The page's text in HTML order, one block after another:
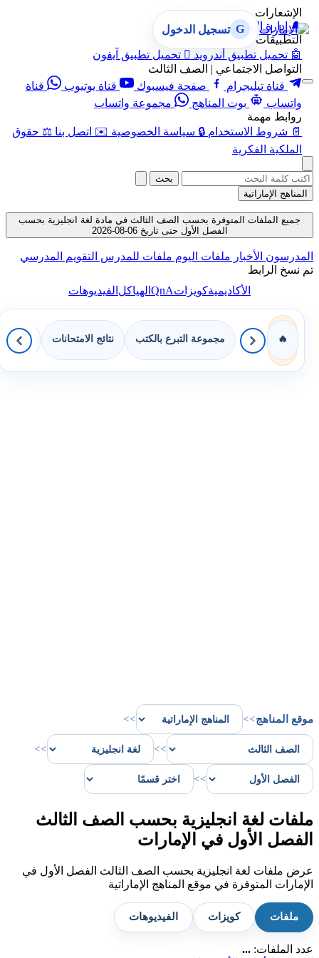
الإشعارات
🔔 إدارة الإشعارات
التطبيقات
🤖 تحميل تطبيق أندرويد  تحميل تطبيق آيفون
التواصل الاجتماعي | الصف الثالث
قناة تيليجرام
صفحة فيسبوك قناة يوتيوب
قناة
واتساب
بوت المناهج
مجموعة واتساب
روابط مهمة
📄 شروط الاستخدام 🔒 سياسة الخصوصية ✉️ اتصل بنا ⚖️ حقوق
الملكية الفكرية
G تسجيل الدخول
بحث
المناهج الإماراتية
جميع الملفات المتوفرة بحسب الصف الثالث في مادة لغة انجليزية بحسب
الفصل الأول حتى تاريخ 06-08-2026
المدرسون الأخبار ملفات اليوم ملفات للمدرس التقويم المدرسي
تم نسخ الرابط
الأكاديميةكويزاتQnAالهياكلالفيديوهات
🔥 مجموعة التبرع بالكتب نتائج الامتحانات
موقع المناهج>>
>>
>>
>>
>>
ملفات لغة انجليزية بحسب الصف الثالث
الفصل الأول في الإمارات
عرض ملفات لغة انجليزية بحسب الصف الثالث الفصل الأول في
الإمارات المتوفرة في موقع المناهج الإماراتية
ملفات كويزات الفيديوهات
عدد الملفات: ...